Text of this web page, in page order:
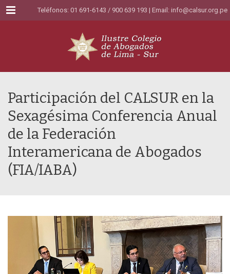
Menu Teléfonos: 01 691-6143 / 900 639 193 | Email: info@calsur.org.pe
Participación del CALSUR en la
Sexagésima Conferencia Anual
de la Federación
Interamericana de Abogados
(FIA/IABA)